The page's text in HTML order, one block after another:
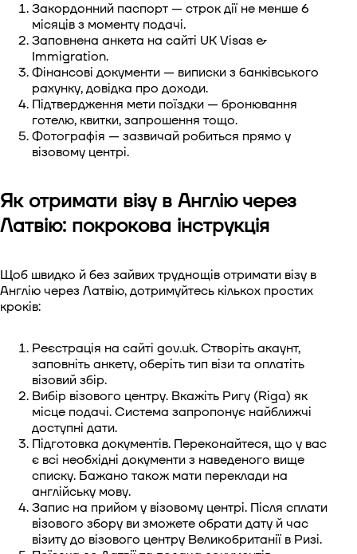
Закордонний паспорт — строк дії не менше 6
місяців з моменту подачі.
Заповнена анкета на сайті UK Visas &
Immigration.
Фінансові документи — виписки з банківського
рахунку, довідка про доходи.
Підтвердження мети поїздки — бронювання
готелю, квитки, запрошення тощо.
Фотографія — зазвичай робиться прямо у
візовому центрі.
Як отримати візу в Англію через
Латвію: покрокова інструкція
Щоб швидко й без зайвих труднощів отримати візу в
Англію через Латвію, дотримуйтесь кількох простих
кроків:
Реєстрація на сайті gov.uk. Створіть акаунт,
заповніть анкету, оберіть тип візи та оплатіть
візовий збір.
Вибір візового центру. Вкажіть Ригу (Riga) як
місце подачі. Система запропонує найближчі
доступні дати.
Підготовка документів. Переконайтеся, що у вас
є всі необхідні документи з наведеного вище
списку. Бажано також мати переклади на
англійську мову.
Запис на прийом у візовому центрі. Після сплати
візового збору ви зможете обрати дату й час
візиту до візового центру Великобританії в Ризі.